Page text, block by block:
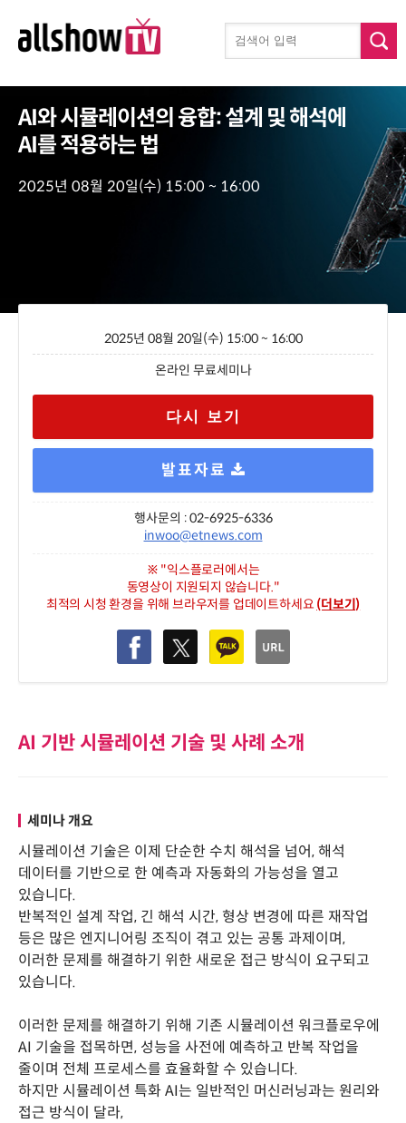
AI와 시뮬레이션의 융합: 설계 및 해석에
AI를 적용하는 법
2025년 08월 20일(수) 15:00 ~ 16:00
2025년 08월 20일(수) 15:00 ~ 16:00
온라인 무료세미나
다시 보기
발표자료
행사문의 : 02-6925-6336
inwoo@etnews.com
※ "익스플로러에서는
동영상이 지원되지 않습니다."
최적의 시청 환경을 위해 브라우저를 업데이트하세요 (더보기)
AI 기반 시뮬레이션 기술 및 사례 소개
세미나 개요
시뮬레이션 기술은 이제 단순한 수치 해석을 넘어, 해석
데이터를 기반으로 한 예측과 자동화의 가능성을 열고
있습니다.
반복적인 설계 작업, 긴 해석 시간, 형상 변경에 따른 재작업
등은 많은 엔지니어링 조직이 겪고 있는 공통 과제이며,
이러한 문제를 해결하기 위한 새로운 접근 방식이 요구되고
있습니다.
이러한 문제를 해결하기 위해 기존 시뮬레이션 워크플로우에
AI 기술을 접목하면, 성능을 사전에 예측하고 반복 작업을
줄이며 전체 프로세스를 효율화할 수 있습니다.
하지만 시뮬레이션 특화 AI는 일반적인 머신러닝과는 원리와
접근 방식이 달라,